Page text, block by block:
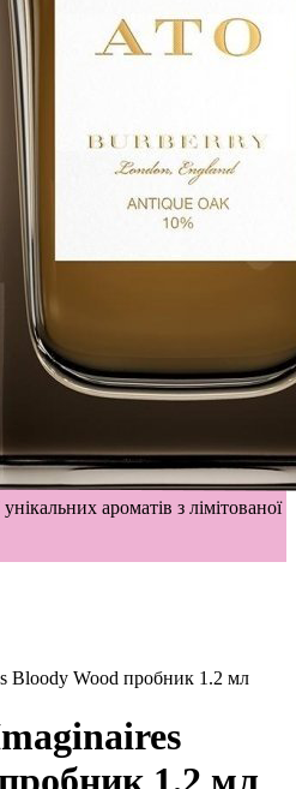
ароматів з лімітованої
Bloody Wood пробник 1.2 мл